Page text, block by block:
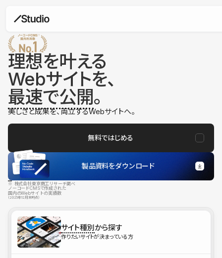
理想を叶える
Webサイトを、
最速で公開。
美しさと成果を、両立するWebサイトへ。
無料ではじめる
製品資料をダウンロード
※ 株式会社東京商工リサーチ調べ
ノーコードCMSで作成された
国内のWebサイトの実績数
（2025年12月末時点）
サイト種別から探す
作りたいサイトが決まっている方